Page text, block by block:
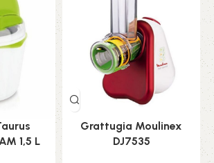
1,5 L
Grattugia Moulinex
DJ7535